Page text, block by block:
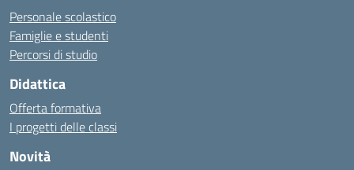
Personale scolastico
Famiglie e studenti
Percorsi di studio
Didattica
Offerta formativa
I progetti delle classi
Novità